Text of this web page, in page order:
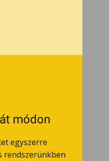
módon
egyszerre
rendszerünkben